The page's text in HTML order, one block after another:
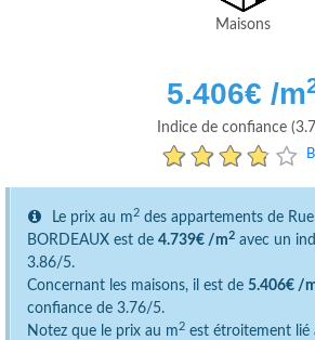
Maisons
5.406€ /m
Indice de confiance
Le prix au m 2 des appartements de
BORDEAUX est de 4.739€ /m2 avec un
3.86/5.
Concernant les maisons, il est de 5.406€ /
confiance de 3.76/5.
Notez que le prix au m 2 est étroitement lié